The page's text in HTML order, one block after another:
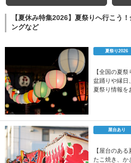
【夏休み特集2026】夏祭りへ行こう
ングなど
夏祭り2026
【全国の夏祭
盆踊りや縁日
夏祭り情報を
屋台あり
【屋台のある
たこ焼き、か